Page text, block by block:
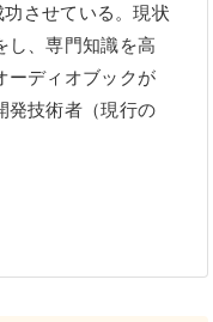
させている。現状
し、専門知識を高
ーディオブックが
発技術者（現行の